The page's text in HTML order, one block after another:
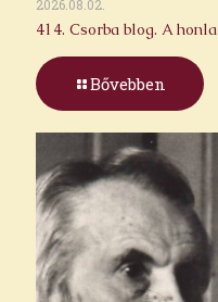
2026.08.02.
414. Csorba blog. A
Bővebben